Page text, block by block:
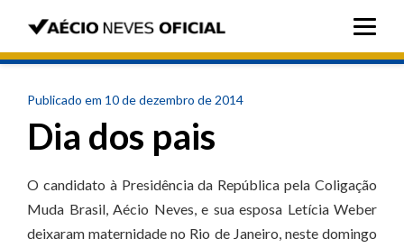
Publicado em 10 de dezembro de 2014
Dia dos pais
O candidato à Presidência da República pela Coligação
Muda Brasil, Aécio Neves, e sua esposa Letícia Weber
deixaram maternidade no Rio de Janeiro, neste domingo